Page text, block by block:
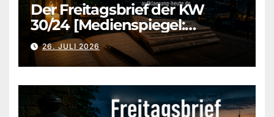
Der Freitagsbrief der KW
30/24 [Medienspiegel:
aufklaerung-heute-de]
26. JULI 2026